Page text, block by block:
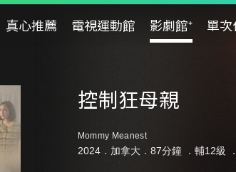
真心推薦 電視運動館 影劇館⁺ 單
控制狂母親
Mommy Meanest
2024．加拿大．87分鐘 ． 輔12級